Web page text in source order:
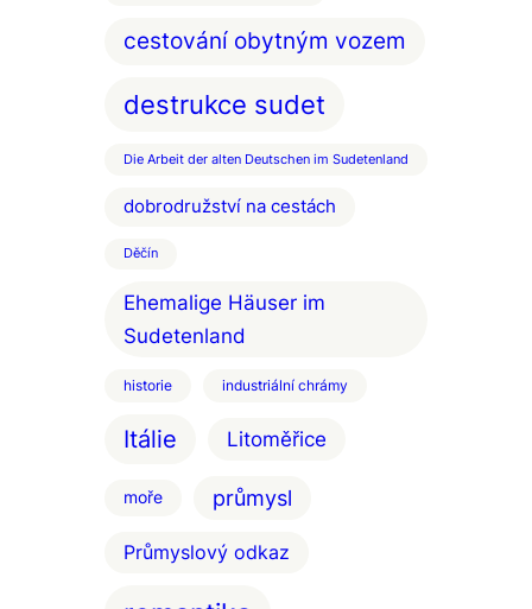
cestování obytným vozem
destrukce sudet
Die Arbeit der alten Deutschen im Sudetenland
dobrodružství na cestách
Děčín
Ehemalige Häuser im
Sudetenland
historie industriální chrámy
Itálie Litoměřice
moře průmysl
Průmyslový odkaz